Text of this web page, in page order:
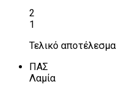
2
1
Τελικό αποτέλεσμα
ΠΑΣ
Λαμία